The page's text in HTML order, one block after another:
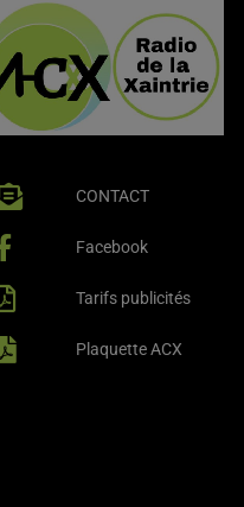
CONTACT
Facebook
Tarifs publicités
Plaquette ACX